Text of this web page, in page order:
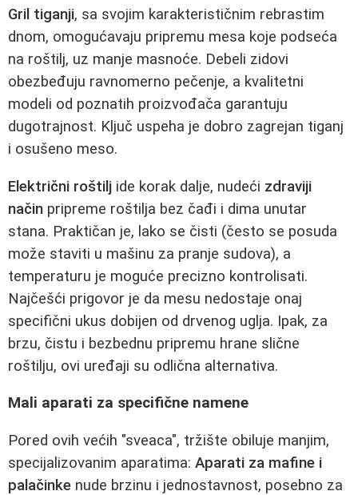
Gril tiganji, sa svojim karakterističnim rebrastim
dnom, omogućavaju pripremu mesa koje podseća
na roštilj, uz manje masnoće. Debeli zidovi
obezbeđuju ravnomerno pečenje, a kvalitetni
modeli od poznatih proizvođača garantuju
dugotrajnost. Ključ uspeha je dobro zagrejan tiganj
i osušeno meso.
Električni roštilj ide korak dalje, nudeći zdraviji
način pripreme roštilja bez čađi i dima unutar
stana. Praktičan je, lako se čisti (često se posuda
može staviti u mašinu za pranje sudova), a
temperaturu je moguće precizno kontrolisati.
Najčešći prigovor je da mesu nedostaje onaj
specifični ukus dobijen od drvenog uglja. Ipak, za
brzu, čistu i bezbednu pripremu hrane slične
roštilju, ovi uređaji su odlična alternativa.
Mali aparati za specifične namene
Pored ovih većih "sveaca", tržište obiluje manjim,
specijalizovanim aparatima: Aparati za mafine i
palačinke nude brzinu i jednostavnost, posebno za